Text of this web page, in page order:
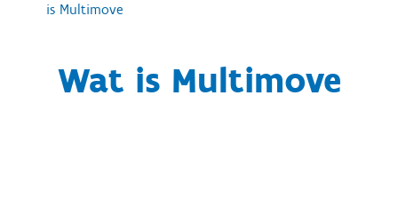
is Multimove
Wat is Multimove